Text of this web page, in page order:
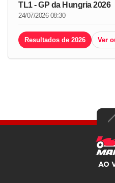
TL1 - GP da Hungria 2026
24/07/2026 08:30
Resultados de 2026 Ver
AO